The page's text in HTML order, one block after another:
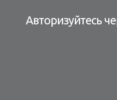
Авторизуйтесь